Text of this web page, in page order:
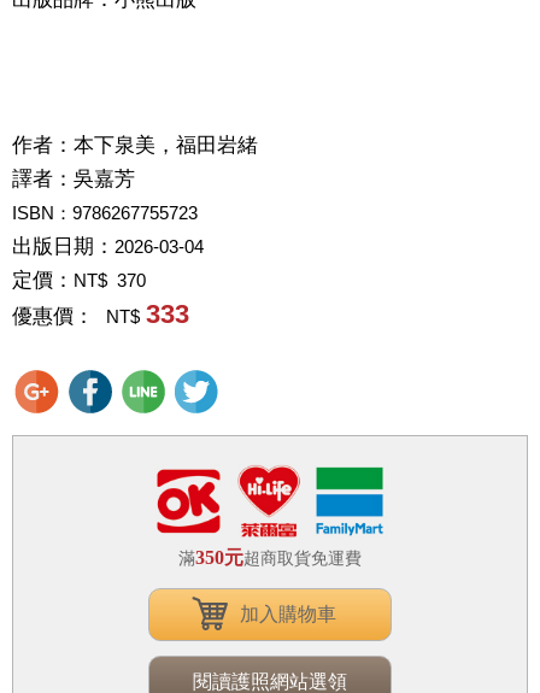
作者： 本下泉美，福田岩緒
譯者： 吳嘉芳
ISBN：9786267755723
出版日期： 2026-03-04
定價： NT$ 370
優惠價： NT$ 333
滿350元超商取貨免運費
加入購物車
閱讀護照網站選領